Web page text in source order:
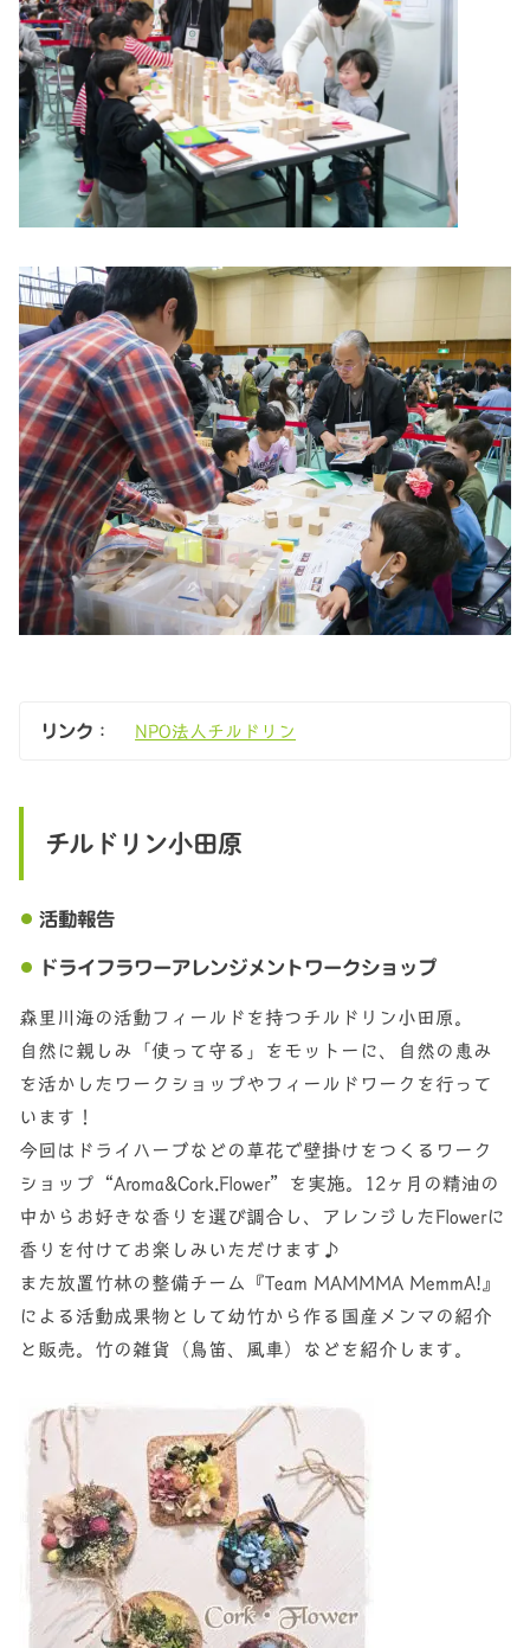
リンク ： NPO法人チルドリン
チルドリン小田原
活動報告
ドライフラワーアレンジメントワークショップ
森里川海の活動フィールドを持つチルドリン小田原。
自然に親しみ「使って守る」をモットーに、自然の恵み
を活かしたワークショップやフィールドワークを行って
います！
今回はドライハーブなどの草花で壁掛けをつくるワーク
ショップ“Aroma&Cork.Flower”を実施。12ヶ月の精油の
中からお好きな香りを選び調合し、アレンジしたFlowerに
香りを付けてお楽しみいただけます♪
また放置竹林の整備チーム『Team MAMMMA MemmA!』
による活動成果物として幼竹から作る国産メンマの紹介
と販売。竹の雑貨（鳥笛、風車）などを紹介します。